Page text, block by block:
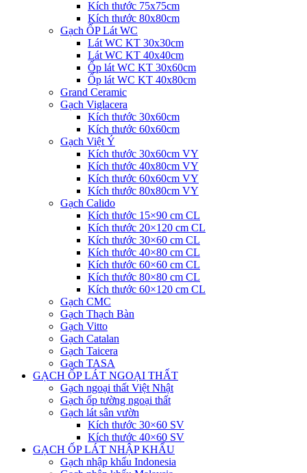
Kích thước 75x75cm
Kích thước 80x80cm
Gạch ỐP Lát WC
Lát WC KT 30x30cm
Lát WC KT 40x40cm
Ốp lát WC KT 30x60cm
Ốp lát WC KT 40x80cm
Grand Ceramic
Gạch Viglacera
Kích thước 30x60cm
Kích thước 60x60cm
Gạch Việt Ý
Kích thước 30x60cm VY
Kích thước 40x80cm VY
Kích thước 60x60cm VY
Kích thước 80x80cm VY
Gạch Calido
Kích thước 15×90 cm CL
Kích thước 20×120 cm CL
Kích thước 30×60 cm CL
Kích thước 40×80 cm CL
Kích thước 60×60 cm CL
Kích thước 80×80 cm CL
Kích thước 60×120 cm CL
Gạch CMC
Gạch Thạch Bàn
Gạch Vitto
Gạch Catalan
Gạch Taicera
Gạch TASA
GẠCH ỐP LÁT NGOẠI THẤT
Gạch ngoại thất Việt Nhật
Gạch ốp tường ngoại thất
Gạch lát sân vườn
Kích thước 30×60 SV
Kích thước 40×60 SV
GẠCH ỐP LÁT NHẬP KHẨU
Gạch nhập khẩu Indonesia